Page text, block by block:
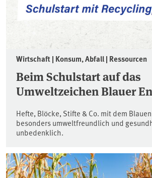
Wirtschaft | Konsum, Abfall | Ressourcen
Beim Schulstart auf das
Umweltzeichen Blauer
Hefte, Blöcke, Stifte & Co. mit dem
besonders umweltfreundlich und
unbedenklich.